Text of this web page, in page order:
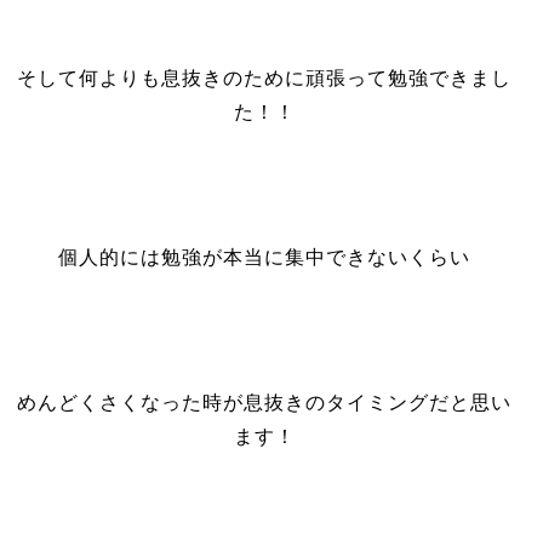
そして何よりも息抜きのために頑張って勉強できまし
た！！
個人的には勉強が本当に集中できないくらい
めんどくさくなった時が息抜きのタイミングだと思い
ます！